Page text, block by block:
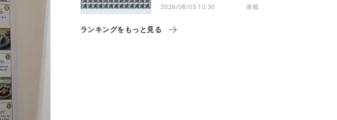
2026/08/05 10:30 連載
ランキングをもっと見る